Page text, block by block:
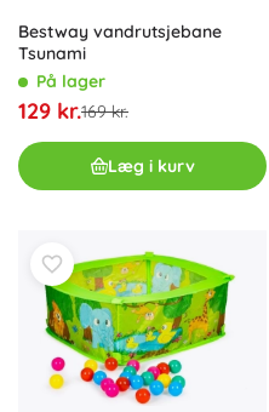
Bestway vandrutsjebane
Tsunami
På lager
129 kr.169 kr.
Læg i kurv